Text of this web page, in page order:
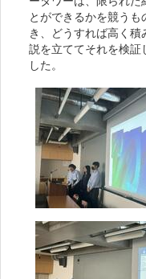
とができるかを競う
き、どうすれば高く
説を立ててそれを検証
した。